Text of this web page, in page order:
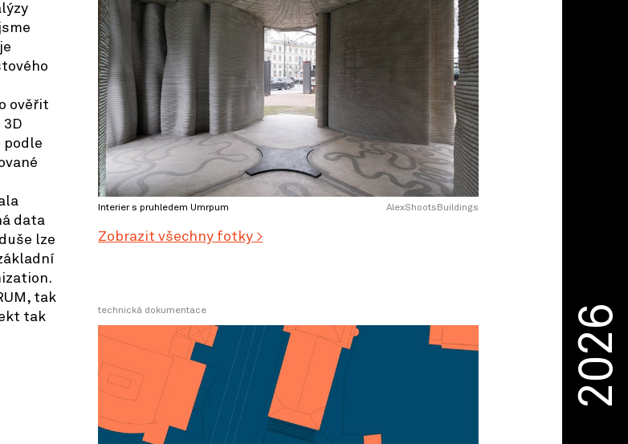
ověřit
podle
data
lze
tak
tak
Interier s pruhledem Umrpum AlexShootsBuildings
Zobrazit všechny fotky >
technická dokumentace 2026